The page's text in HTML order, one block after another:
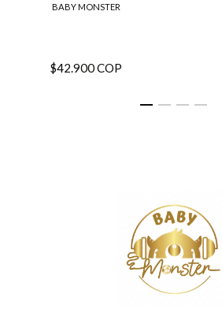
BABY MONSTER
$42.900 COP